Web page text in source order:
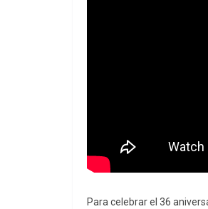
Para celebrar el 36